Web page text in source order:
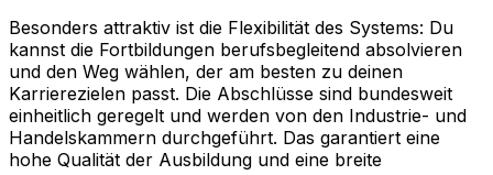
Besonders attraktiv ist die Flexibilität des Systems: Du
kannst die Fortbildungen berufsbegleitend absolvieren
und den Weg wählen, der am besten zu deinen
Karrierezielen passt. Die Abschlüsse sind bundesweit
einheitlich geregelt und werden von den Industrie- und
Handelskammern durchgeführt. Das garantiert eine
hohe Qualität der Ausbildung und eine breite